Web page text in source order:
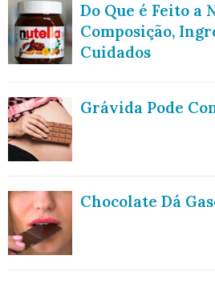
Do Que é Feito a
Composição,
Cuidados
Grávida Pode
Chocolate Dá